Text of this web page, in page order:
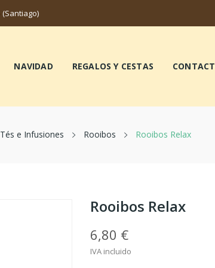
(Santiago)
NAVIDAD REGALOS Y CESTAS
Tés e Infusiones Rooibos Rooibos Relax
Rooibos Relax
6,80 €
IVA incluido